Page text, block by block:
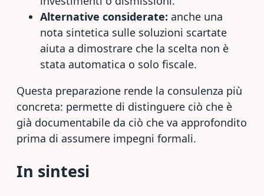
Alternative considerate: anche una
nota sintetica sulle soluzioni scartate
aiuta a dimostrare che la scelta non è
stata automatica o solo fiscale.
Questa preparazione rende la consulenza più
concreta: permette di distinguere ciò che è
già documentabile da ciò che va approfondito
prima di assumere impegni formali.
In sintesi